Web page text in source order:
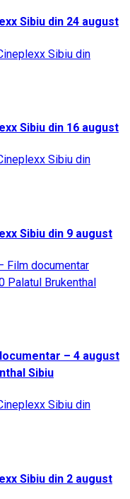
Sibiu din 24 august
Sibiu din 16 august
Sibiu din 9 august
– 4 august
Sibiu
Sibiu din 2 august